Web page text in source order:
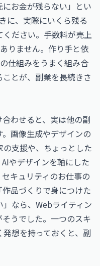
お金が残らない」とい
に、実際にいくら残る
ださい。手数料が売上
りません。作り手と依
の仕組みをうまく組み合
とが、副業を長続きさ
わせると、実は他の副
画像生成やデザインの
支援や、ちょっとした
やデザインを軸にした
キュリティのお仕事の
品づくりで身につけた
なら、Webライティン
うでした。一つのスキ
想を持っておくと、副